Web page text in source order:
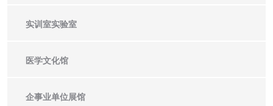
实训室实验室
医学文化馆
企事业单位展馆